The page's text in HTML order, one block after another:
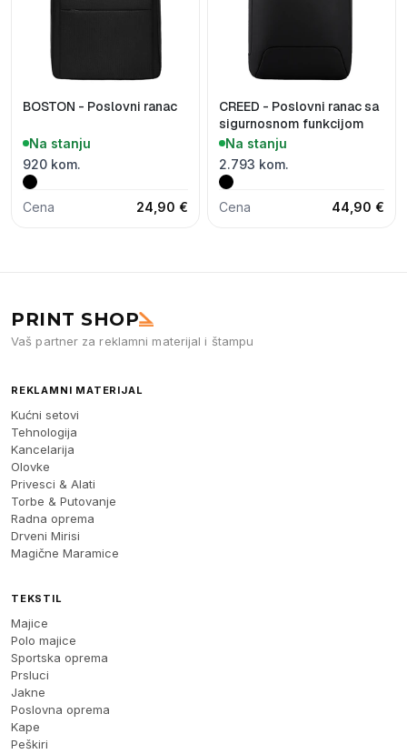
BOSTON - Poslovni ranac
Na stanju
920 kom.
Cena 24,90 €
CREED - Poslovni ranac sa
sigurnosnom funkcijom
Na stanju
2.793 kom.
Cena 44,90 €
PRINT SHOP
Vaš partner za reklamni materijal i štampu
REKLAMNI MATERIJAL
Kućni setovi
Tehnologija
Kancelarija
Olovke
Privesci & Alati
Torbe & Putovanje
Radna oprema
Drveni Mirisi
Magične Maramice
TEKSTIL
Majice
Polo majice
Sportska oprema
Prsluci
Jakne
Poslovna oprema
Kape
Peškiri